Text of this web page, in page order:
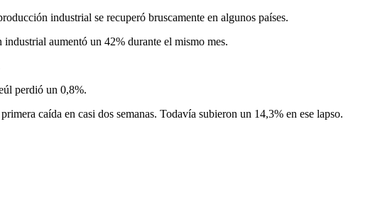
industrial se recuperó bruscamente en algunos países.
aumentó un 42% durante el mismo mes.
perdió un 0,8%.
caída en casi dos semanas. Todavía subieron un 14,3% en ese lapso.